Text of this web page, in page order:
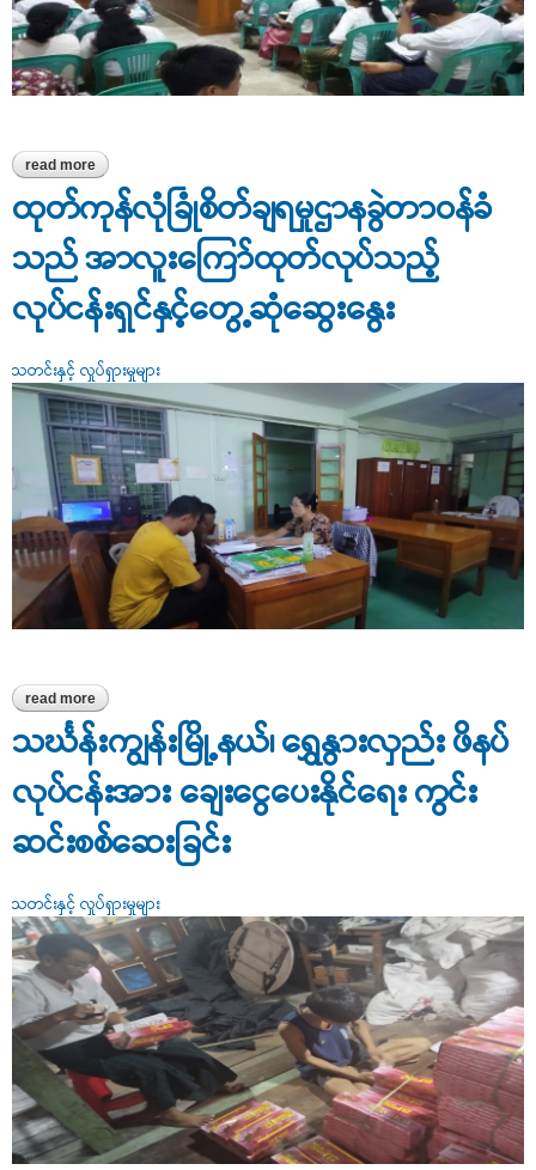
read more about ထန်းတပင်မြို့နယ်၊ အထွေထွေအုပ်ချုပ်ရေးဦးစီးဌာန၊
အစည်းအဝေးခန်းမ၌ စားအုန်းဆီမှတ်တမ်းစနစ်ဖြင့်ရောင်းချပေးမည့်
အစည်းအဝေးကျင်းပ
ထုတ်ကုန်လုံခြုံစိတ်ချရမှုဌာနခွဲတာဝန်ခံ
သည် အာလူးကြော်ထုတ်လုပ်သည့်
လုပ်ငန်းရှင်နှင့်တွေ့ဆုံဆွေးနွေး
သတင်းနှင့် လှုပ်ရှားမှုများ
read more about ထုတ်ကုန်လုံခြုံစိတ်ချရမှုဌာနခွဲတာဝန်ခံသည် အာလူးကြော်
ထုတ်လုပ်သည့် လုပ်ငန်းရှင်နှင့်တွေ့ဆုံဆွေးနွေး
သင်္ဃန်းကျွန်းမြို့နယ်၊ ရွှေနွားလှည်း ဖိနပ်
လုပ်ငန်းအား ချေးငွေပေးနိုင်ရေး ကွင်း
ဆင်းစစ်ဆေးခြင်း
သတင်းနှင့် လှုပ်ရှားမှုများ